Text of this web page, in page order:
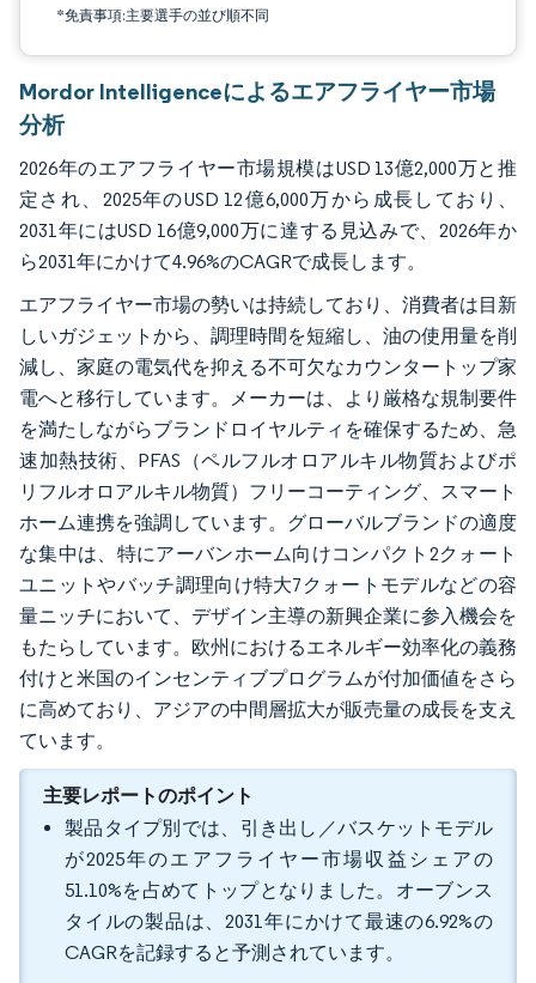
*免責事項:主要選手の並び順不同
Mordor Intelligenceによるエアフライヤー市場
分析
2026年のエアフライヤー市場規模はUSD 13億2,000万と推
定され、2025年のUSD 12億6,000万から成長しており、
2031年にはUSD 16億9,000万に達する見込みで、2026年か
ら2031年にかけて4.96%のCAGRで成長します。
エアフライヤー市場の勢いは持続しており、消費者は目新
しいガジェットから、調理時間を短縮し、油の使用量を削
減し、家庭の電気代を抑える不可欠なカウンタートップ家
電へと移行しています。メーカーは、より厳格な規制要件
を満たしながらブランドロイヤルティを確保するため、急
速加熱技術、PFAS（ペルフルオロアルキル物質およびポ
リフルオロアルキル物質）フリーコーティング、スマート
ホーム連携を強調しています。グローバルブランドの適度
な集中は、特にアーバンホーム向けコンパクト2クォート
ユニットやバッチ調理向け特大7クォートモデルなどの容
量ニッチにおいて、デザイン主導の新興企業に参入機会を
もたらしています。欧州におけるエネルギー効率化の義務
付けと米国のインセンティブプログラムが付加価値をさら
に高めており、アジアの中間層拡大が販売量の成長を支え
ています。
主要レポートのポイント
製品タイプ別では、引き出し／バスケットモデル
が2025年のエアフライヤー市場収益シェアの
51.10%を占めてトップとなりました。オーブンス
タイルの製品は、2031年にかけて最速の6.92%の
CAGRを記録すると予測されています。